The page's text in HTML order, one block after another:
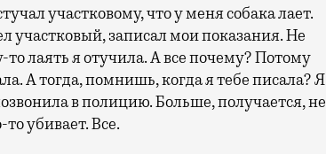
участковому, что у меня собака лает.
записал мои показания. Не
лаять я отучила. А все почему? Потому
А тогда, помнишь, когда я тебе писала? Я
в полицию. Больше, получается, не
убивает. Все.